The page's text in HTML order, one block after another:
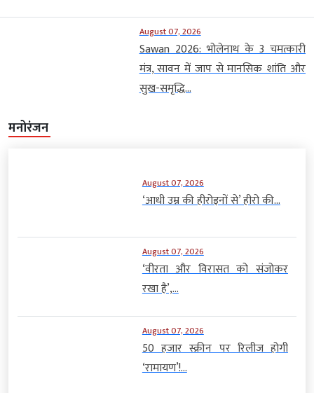
August 07, 2026
Sawan 2026: भोलेनाथ के 3 चमत्कारी
मंत्र, सावन में जाप से मानसिक शांति और
सुख-समृद्धि...
मनोरंजन
August 07, 2026
‘आधी उम्र की हीरोइनों से’ हीरो की...
August 07, 2026
‘वीरता और विरासत को संजोकर
रखा है’,...
August 07, 2026
50 हजार स्क्रीन पर रिलीज होगी
‘रामायण’!...